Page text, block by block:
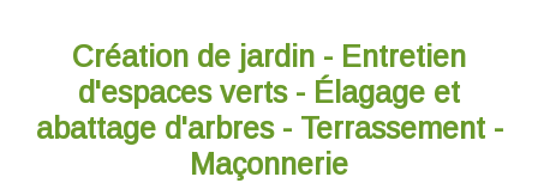
Création de jardin - Entretien
d'espaces verts - Élagage et
abattage d'arbres - Terrassement -
Maçonnerie